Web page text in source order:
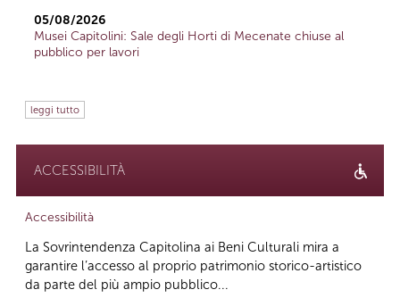
05/08/2026
Musei Capitolini: Sale degli Horti di Mecenate chiuse al
pubblico per lavori
leggi tutto
ACCESSIBILITÀ
Accessibilità
La Sovrintendenza Capitolina ai Beni Culturali mira a
garantire l’accesso al proprio patrimonio storico-artistico
da parte del più ampio pubblico...